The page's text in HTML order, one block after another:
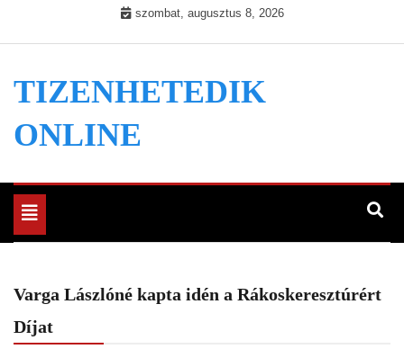
szombat, augusztus 8, 2026
TIZENHETEDIK
ONLINE
Toggle
navigation
Varga Lászlóné kapta idén a Rákoskeresztúrért
Díjat